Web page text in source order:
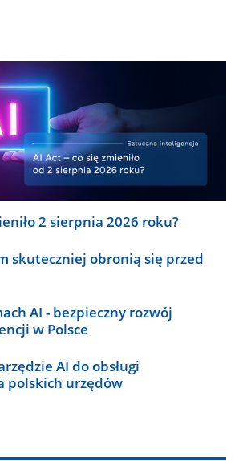
2 sierpnia 2026 roku?
skuteczniej obronią się przed
AI - bezpieczny rozwój
w Polsce
AI do obsługi
polskich urzędów